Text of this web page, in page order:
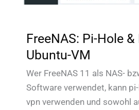
FreeNAS: Pi-Hole
Ubuntu-VM
Wer FreeNAS 11 als NAS-
Software verwendet, kann
vpn verwenden und sowohl